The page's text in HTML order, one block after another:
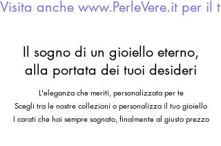
Visita anche www.PerleVere.it per il
Il sogno di un gioiello eterno,
alla portata dei tuoi desideri
L'eleganza che meriti, personalizzata per te
Scegli tra le nostre collezioni o personalizza il tuo gioiello
I carati che hai sempre sognato, finalmente al giusto prezzo